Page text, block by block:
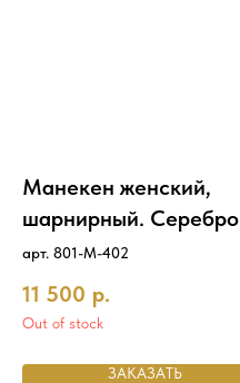
Манекен женский,
шарнирный. Серебро
арт. 801-M-402
11 500 р.
Out of stock
ЗАКАЗАТЬ